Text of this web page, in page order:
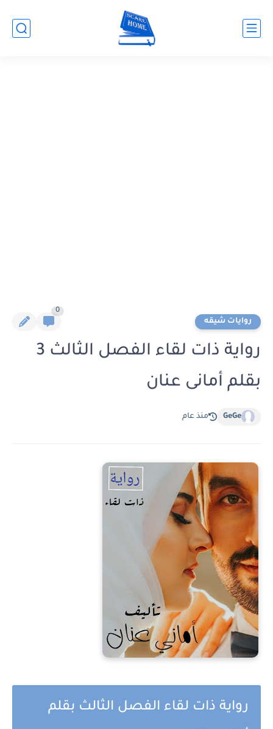
روايات شيقه
0
رواية ذات لقاء الفصل الثالث 3
بقلم أمانى عنان
GeGe منذ عام
رواية ذات لقاء الفصل الثالث بقلم